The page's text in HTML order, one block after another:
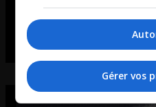
Gérer vos